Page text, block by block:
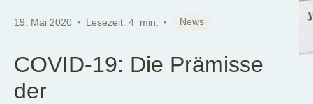
19. Mai 2020 Lesezeit: 4 min. News
COVID-19: Die Prämisse
der